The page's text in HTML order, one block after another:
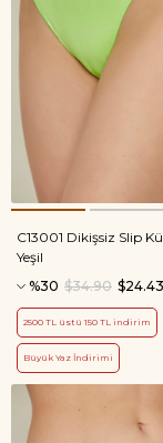
C13001 Dikişsiz Slip
Yeşil
%30
$24.43
$34.90
2500 TL üstü 150 TL indirim
Büyük Yaz İndirimi